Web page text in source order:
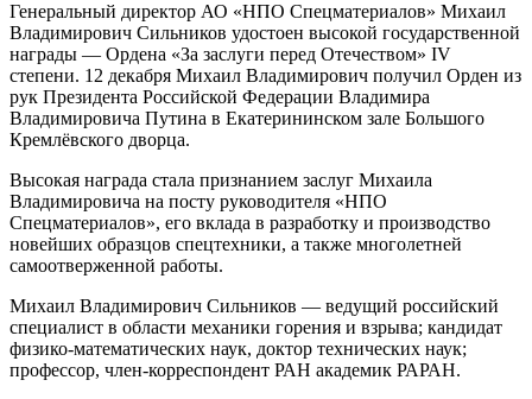
Генеральный директор АО «НПО Спецматериалов» Михаил
Владимирович Сильников удостоен высокой государственной
награды — Ордена «За заслуги перед Отечеством» IV
степени. 12 декабря Михаил Владимирович получил Орден из
рук Президента Российской Федерации Владимира
Владимировича Путина в Екатерининском зале Большого
Кремлёвского дворца.
Высокая награда стала признанием заслуг Михаила
Владимировича на посту руководителя «НПО
Спецматериалов», его вклада в разработку и производство
новейших образцов спецтехники, а также многолетней
самоотверженной работы.
Михаил Владимирович Сильников — ведущий российский
специалист в области механики горения и взрыва; кандидат
физико-математических наук, доктор технических наук;
профессор, член-корреспондент РАН академик РАРАН.